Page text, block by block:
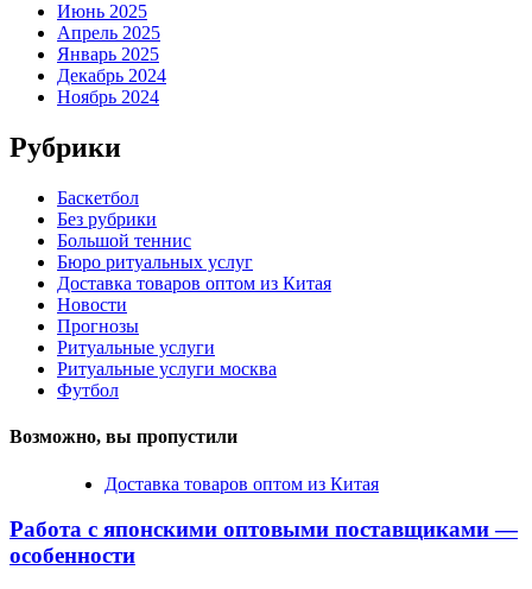
Июнь 2025
Апрель 2025
Январь 2025
Декабрь 2024
Ноябрь 2024
Рубрики
Баскетбол
Без рубрики
Большой теннис
Бюро ритуальных услуг
Доставка товаров оптом из Китая
Новости
Прогнозы
Ритуальные услуги
Ритуальные услуги москва
Футбол
Возможно, вы пропустили
Доставка товаров оптом из Китая
Работа с японскими оптовыми поставщиками —
особенности